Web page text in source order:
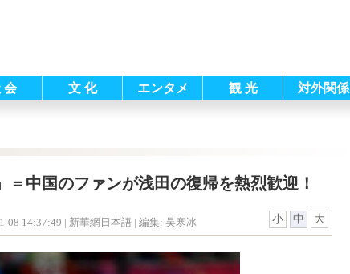
会 文 化 エンタメ 観 光 対外関係
＝中国のファンが浅田の復帰を熱烈歓迎！
08 14:37:49 | 新華網日本語 | 編集: 吴寒冰 小 中 大